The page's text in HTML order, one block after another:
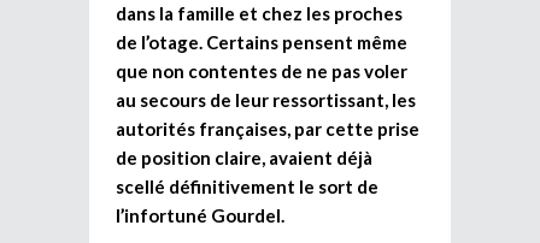
dans la famille et chez les proches
de l’otage. Certains pensent même
que non contentes de ne pas voler
au secours de leur ressortissant, les
autorités françaises, par cette prise
de position claire, avaient déjà
scellé définitivement le sort de
l’infortuné Gourdel.